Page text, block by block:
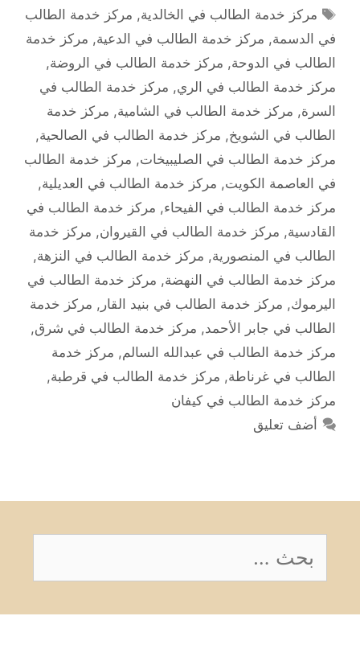
الوسوم
مركز خدمة الطالب في الخالدية, مركز خدمة الطالب
في الدسمة, مركز خدمة الطالب في الدعية, مركز خدمة
الطالب في الدوحة, مركز خدمة الطالب في الروضة,
مركز خدمة الطالب في الري, مركز خدمة الطالب في
السرة, مركز خدمة الطالب في الشامية, مركز خدمة
الطالب في الشويخ, مركز خدمة الطالب في الصالحية,
مركز خدمة الطالب في الصليبيخات, مركز خدمة الطالب
في العاصمة الكويت, مركز خدمة الطالب في العديلية,
مركز خدمة الطالب في الفيحاء, مركز خدمة الطالب في
القادسية, مركز خدمة الطالب في القيروان, مركز خدمة
الطالب في المنصورية, مركز خدمة الطالب في النزهة,
مركز خدمة الطالب في النهضة, مركز خدمة الطالب في
اليرموك, مركز خدمة الطالب في بنيد القار , مركز خدمة
الطالب في جابر الأحمد, مركز خدمة الطالب في شرق,
مركز خدمة الطالب في عبدالله السالم, مركز خدمة
الطالب في غرناطة, مركز خدمة الطالب في قرطبة,
مركز خدمة الطالب في كيفان
أضف تعليق
البحث
عن: